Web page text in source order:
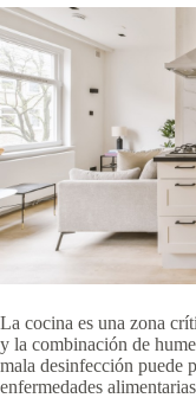
La cocina es una zona
y la combinación de
mala desinfección puede
enfermedades